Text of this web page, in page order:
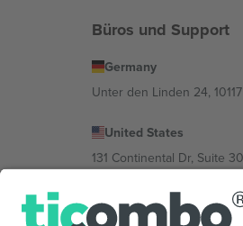
Büros und Support
Germany
Unter den Linden 24,
United States
131 Continental Dr, Suite
Bulgaria